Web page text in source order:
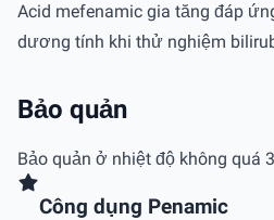
Acid mefenamic gia tăng đáp
dương tính khi thử nghiệm
Bảo quản
Bảo quản ở nhiệt độ không quá
Công dụng Penamic